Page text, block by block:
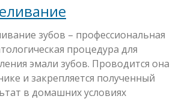
зубов – профессиональная
процедура для
эмали зубов. Проводится она
и закрепляется полученный
в домашних условиях